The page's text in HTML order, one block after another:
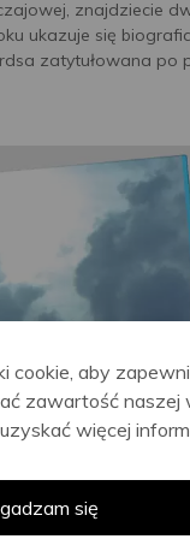
znajdziecie
ukazuje się
zatytułowana po
cookie, aby
zawartość naszej
więcej
się